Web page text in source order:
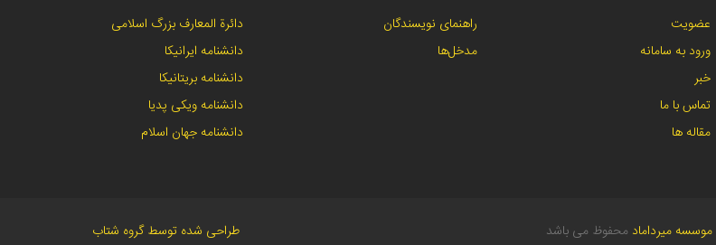
عضویت
ورود به سامانه
خبر
تماس با ما
مقاله ها
راهنمای نویسندگان
مدخل‌ها
دائرة المعارف بزرگ اسلامی
دانشنامه ایرانیکا
دانشنامه بریتانیکا
دانشنامه ویکی پدیا
دانشنامه جهان اسلام
طراحی شده توسط گروه شتاب موسسه میرداماد محفوظ می باشد